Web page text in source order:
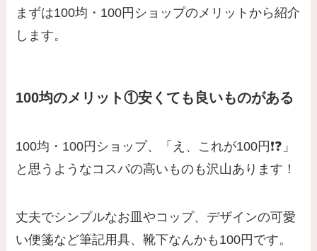
まずは100均・100円ショップのメリットから紹介
します。
100均のメリット①安くても良いものがある
100均・100円ショップ、「え、これが100円❗❓」
と思うようなコスパの高いものも沢山あります！
丈夫でシンプルなお皿やコップ、デザインの可愛
い便箋など筆記用具、靴下なんかも100円です。